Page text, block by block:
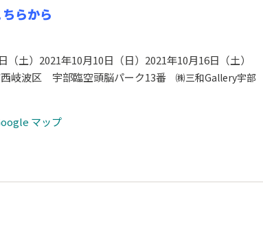
らから
土）2021年10月10日（日）2021年10月16日（土）
岐波区 宇部臨空頭脳パーク13番 ㈱三和Gallery宇部
マップ